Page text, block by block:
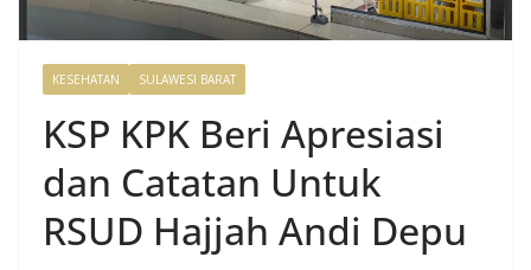
KESEHATAN SULAWESI BARAT
KSP KPK Beri Apresiasi
dan Catatan Untuk
RSUD Hajjah Andi Depu